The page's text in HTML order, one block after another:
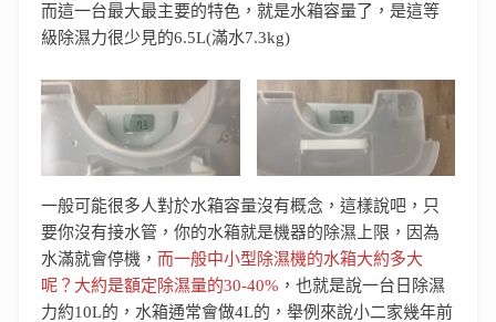
而這一台最大最主要的特色，就是水箱容量了，是這等
級除濕力很少見的6.5L(滿水7.3kg)
一般可能很多人對於水箱容量沒有概念，這樣說吧，只
要你沒有接水管，你的水箱就是機器的除濕上限，因為
水滿就會停機， 而一般中小型除濕機的水箱大約多大
呢？大約是額定除濕量的30-40% ，也就是說一台日除濕
力約10L的，水箱通常會做4L的，舉例來說小二家幾年前